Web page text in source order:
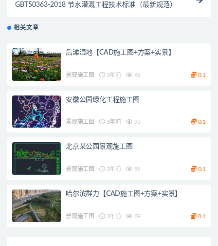
GBT50363-2018 节水灌溉工程技术标准（最新规范）
相关文章
后滩湿地【CAD施工图+方案+实景】
景观施工图 3年前 66 0.1
安徽公园绿化工程施工图
景观施工图 3年前 95 0.1
北京某公园景观施工图
景观施工图 3年前 59 0.1
哈尔滨群力【CAD施工图+方案+实景】
景观施工图 3年前 89 0.1